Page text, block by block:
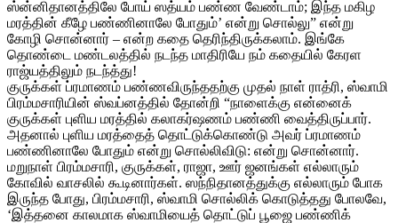
ஸ்ன்னிதானத்திலே போய் ஸத்யம் பண்ண வேண்டாம்; இந்த மகிழ
மரத்தின் கீழே பண்ணினாலே போதும்’ என்று சொல்லு” என்று
கோழி சொன்னார் – என்ற கதை தெரிந்திருக்கலாம். இங்கே
தொண்டை மண்டலத்தில் நடந்த மாதிரியே நம் கதையில் கேரள
ராஜ்யத்திலும் நடந்த்து!
குருக்கள் ப்ரமாணம் பண்ணவிருந்ததற்கு முதல் நாள் ராத்ரி, ஸ்வாமி
பிரம்மசாரியின் ஸ்வப்னத்தில் தோன்றி “நாளைக்கு என்னைக்
குருக்கள் புளிய மரத்தில் கலாகர்ஷணம் பண்ணி வைத்திருப்பார்.
அதனால் புளிய மரத்தைத் தொட்டுக்கொண்டு அவர் ப்ரமாணம்
பண்ணினாலே போதும் என்று சொல்லிவிடு: என்று சொன்னார்.
மறுநாள் பிரம்மசாரி, குருக்கள், ராஜா, ஊர் ஜனங்கள் எல்லாரும்
கோவில் வாசலில் கூடினார்கள். ஸந்நிதானத்துக்கு எல்லாரும் போக
இருந்த போது, பிரம்மசாரி, ஸ்வாமி சொல்லிக் கொடுத்தது போலவே,
‘இத்தனை காலமாக ஸ்வாமியைத் தொட்டுப் பூஜை பண்ணிக்